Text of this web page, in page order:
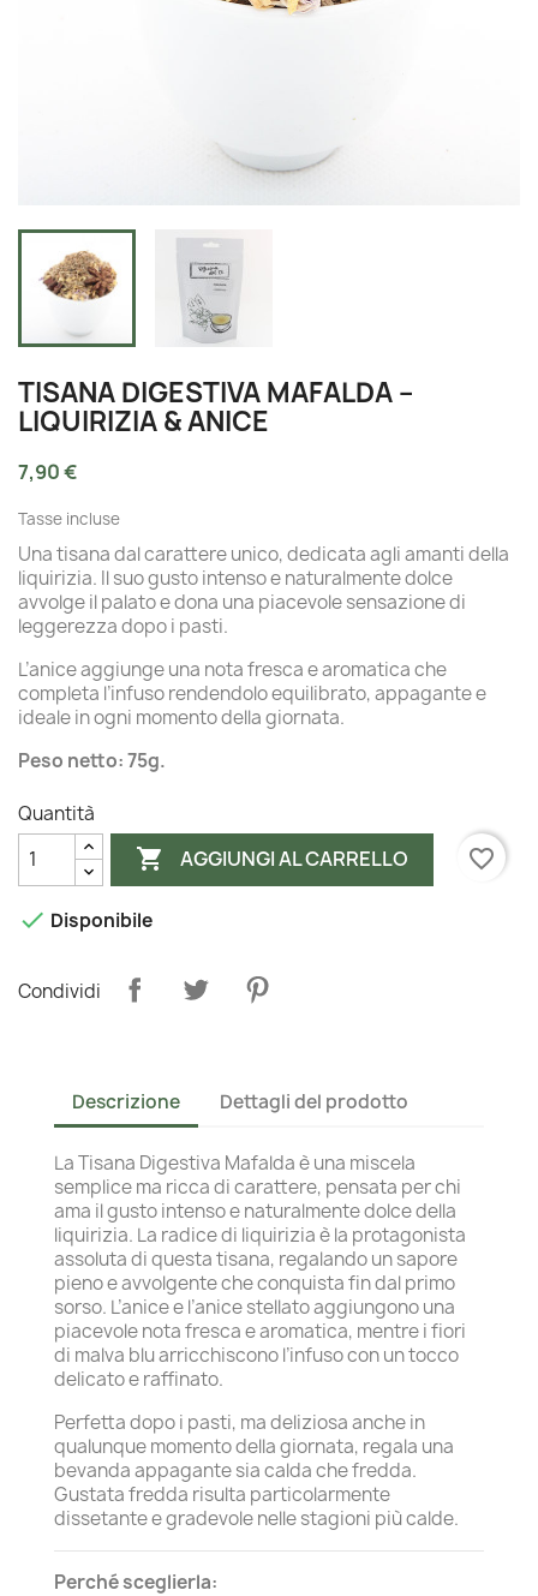
TISANA DIGESTIVA MAFALDA –
LIQUIRIZIA & ANICE
7,90 €
Tasse incluse
Una tisana dal carattere unico, dedicata agli amanti della
liquirizia. Il suo gusto intenso e naturalmente dolce
avvolge il palato e dona una piacevole sensazione di
leggerezza dopo i pasti.
L’anice aggiunge una nota fresca e aromatica che
completa l’infuso rendendolo equilibrato, appagante e
ideale in ogni momento della giornata.
Peso netto: 75g.
Quantità
 AGGIUNGI AL CARRELLO favorite_border
 Disponibile
Condividi
Descrizione Dettagli del prodotto
La Tisana Digestiva Mafalda è una miscela
semplice ma ricca di carattere, pensata per chi
ama il gusto intenso e naturalmente dolce della
liquirizia. La radice di liquirizia è la protagonista
assoluta di questa tisana, regalando un sapore
pieno e avvolgente che conquista fin dal primo
sorso. L’anice e l’anice stellato aggiungono una
piacevole nota fresca e aromatica, mentre i fiori
di malva blu arricchiscono l’infuso con un tocco
delicato e raffinato.
Perfetta dopo i pasti, ma deliziosa anche in
qualunque momento della giornata, regala una
bevanda appagante sia calda che fredda.
Gustata fredda risulta particolarmente
dissetante e gradevole nelle stagioni più calde.
Perché sceglierla: